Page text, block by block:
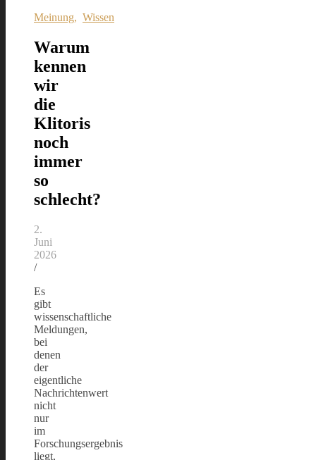
Meinung, Wissen
Warum
kennen
wir
die
Klitoris
noch
immer
so
schlecht?
2.
Juni
2026
/
Es
gibt
wissenschaftliche
Meldungen,
bei
denen
der
eigentliche
Nachrichtenwert
nicht
nur
im
Forschungsergebnis
liegt,